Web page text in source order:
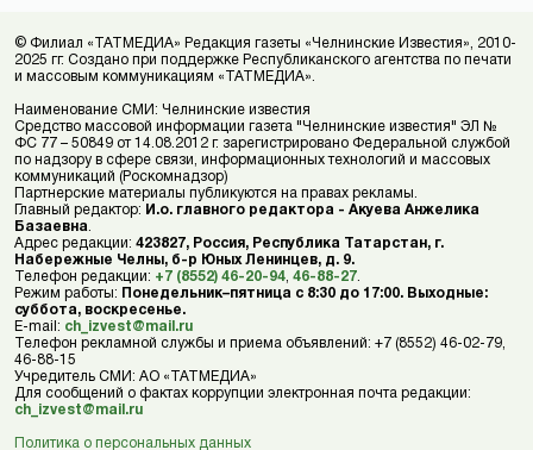
© Филиал «ТАТМЕДИА» Редакция газеты «Челнинские Известия», 2010-
2025 гг. Создано при поддержке Республиканского агентства по печати
и массовым коммуникациям «ТАТМЕДИА».
Наименование СМИ: Челнинские известия
Средство массовой информации газета "Челнинские известия" ЭЛ №
ФС 77 – 50849 от 14.08.2012 г. зарегистрировано Федеральной службой
по надзору в сфере связи, информационных технологий и массовых
коммуникаций (Роскомнадзор)
Партнерские материалы публикуются на правах рекламы.
Главный редактор: И.о. главного редактора - Акуева Анжелика
Базаевна
Адрес редакции: 423827, Россия, Республика Татарстан, г.
Набережные Челны, б-р Юных Ленинцев, д. 9.
Телефон редакции: +7 (8552) 46-20-94 46-88-27
Режим работы: Понедельник–пятница с 8:30 до 17:00. Выходные:
суббота, воскресенье.
E-mail: ch_izvest@mail.ru
Телефон рекламной службы и приема объявлений: +7 (8552) 46-02-79,
46-88-15
Учредитель СМИ: АО «ТАТМЕДИА»
Для сообщений о фактах коррупции электронная почта редакции:
ch_izvest@mail.ru
Политика о персональных данных